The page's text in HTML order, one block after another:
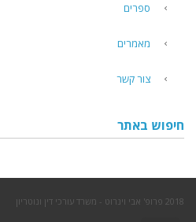
ספרים
מאמרים
צור קשר
חיפוש באתר
2018 פרופ' אבי וינרוט - משרד עורכי דין ונוטריון